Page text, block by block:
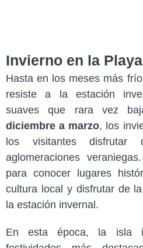
Invierno en la
Hasta en los meses más
resiste a la estación
suaves que rara vez
diciembre a marzo, los
los visitantes
aglomeraciones
para conocer lugares
cultura local y disfrutar de
la estación invernal.
En esta época, la isla